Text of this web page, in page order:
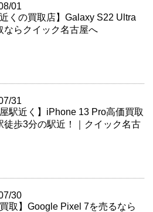
01
近くの買取店】Galaxy S22 Ultra
ならクイック名古屋へ
31
屋駅近く】iPhone 13 Pro高価買取
徒歩3分の駅近！｜クイック名古
30
買取】Google Pixel 7を売るなら